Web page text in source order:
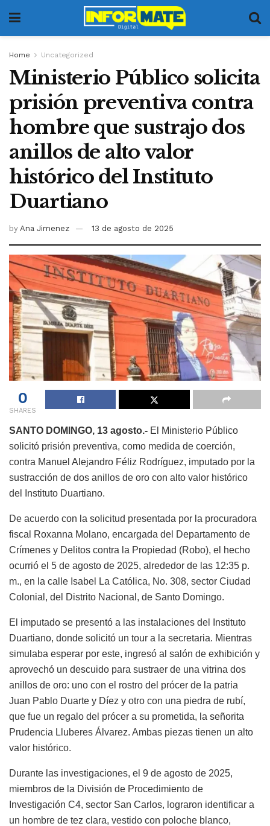
Home Uncategorized
Ministerio Público solicita
prisión preventiva contra
hombre que sustrajo dos
anillos de alto valor
histórico del Instituto
Duartiano
by Ana Jimenez 13 de agosto de 2025
0
SHARES
SANTO DOMINGO, 13 agosto.- El Ministerio Público
solicitó prisión preventiva, como medida de coerción,
contra Manuel Alejandro Féliz Rodríguez, imputado por la
sustracción de dos anillos de oro con alto valor histórico
del Instituto Duartiano.
De acuerdo con la solicitud presentada por la procuradora
fiscal Roxanna Molano, encargada del Departamento de
Crímenes y Delitos contra la Propiedad (Robo), el hecho
ocurrió el 5 de agosto de 2025, alrededor de las 12:35 p.
m., en la calle Isabel La Católica, No. 308, sector Ciudad
Colonial, del Distrito Nacional, de Santo Domingo.
El imputado se presentó a las instalaciones del Instituto
Duartiano, donde solicitó un tour a la secretaria. Mientras
simulaba esperar por este, ingresó al salón de exhibición y
aprovechó un descuido para sustraer de una vitrina dos
anillos de oro: uno con el rostro del prócer de la patria
Juan Pablo Duarte y Díez y otro con una piedra de rubí,
que fue un regalo del prócer a su prometida, la señorita
Prudencia Lluberes Álvarez. Ambas piezas tienen un alto
valor histórico.
Durante las investigaciones, el 9 de agosto de 2025,
miembros de la División de Procedimiento de
Investigación C4, sector San Carlos, lograron identificar a
un hombre de tez clara, vestido con poloche blanco,